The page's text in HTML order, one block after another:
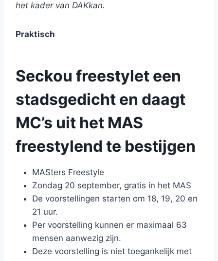
het kader van DAKkan.
Praktisch
Seckou freestylet een
stadsgedicht en daagt
MC’s uit het MAS
freestylend te bestijgen
MASters Freestyle
Zondag 20 september, gratis in het MAS
De voorstellingen starten om 18, 19, 20 en
21 uur.
Per voorstelling kunnen er maximaal 63
mensen aanwezig zijn.
Deze voorstelling is niet toegankelijk met